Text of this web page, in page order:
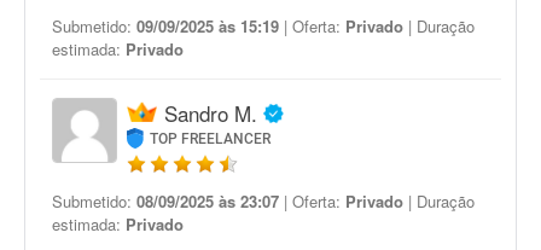
Submetido: 09/09/2025 às 15:19 | Oferta: Privado | Duração
estimada: Privado
Sandro M.
TOP FREELANCER
Submetido: 08/09/2025 às 23:07 | Oferta: Privado | Duração
estimada: Privado